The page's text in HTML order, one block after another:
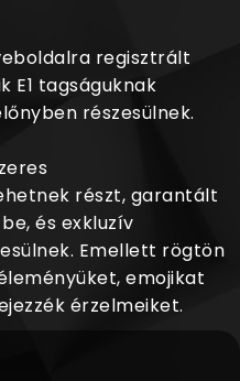
regisztrált
E1 tagságuknak
részesülnek.
részt, garantált
és exkluzív
Emellett rögtön
emojikat
érzelmeiket.